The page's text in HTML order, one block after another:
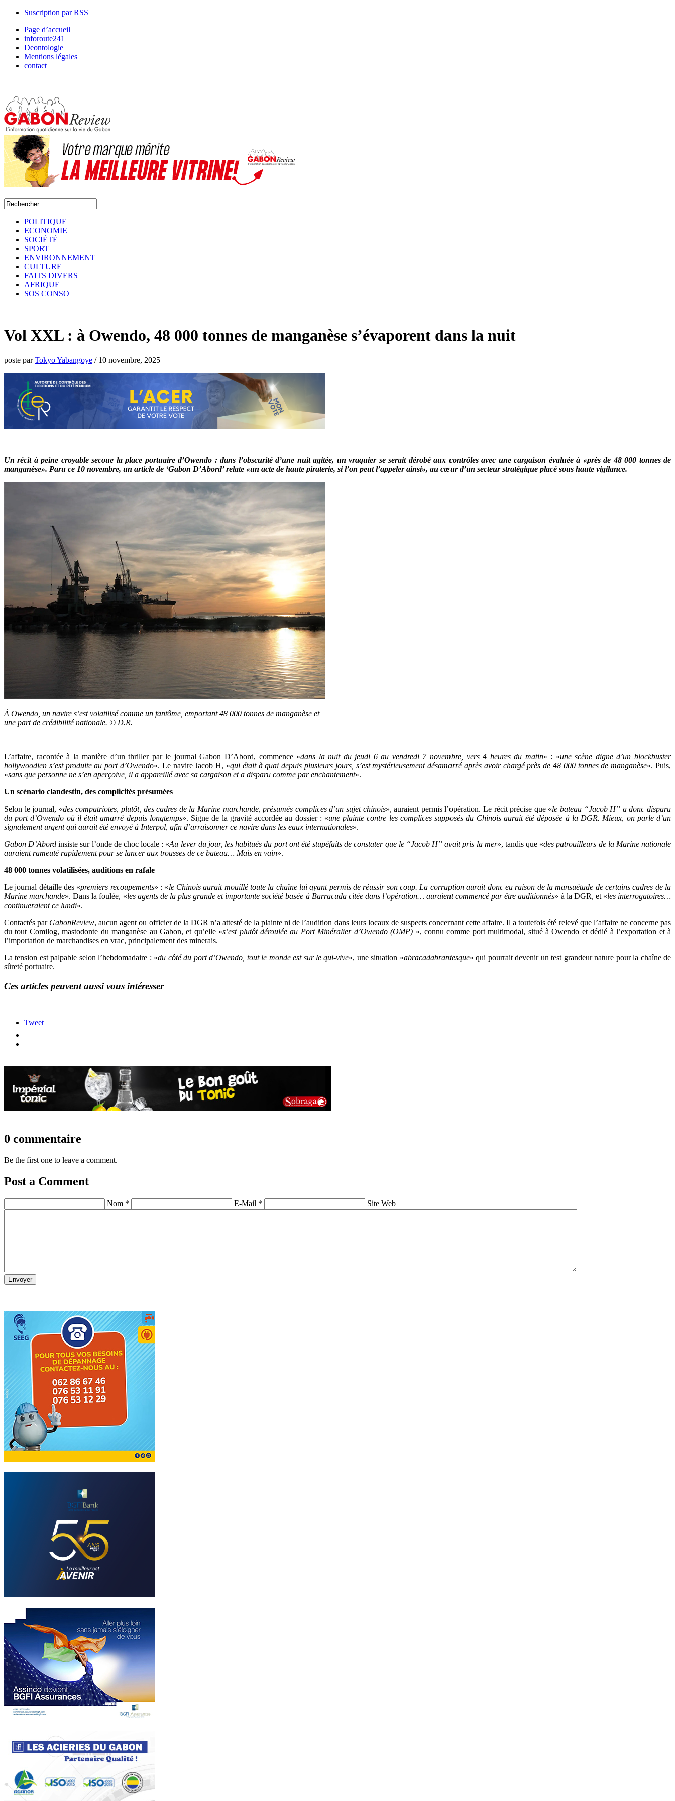
Suscription par RSS
Page d’accueil
inforoute241
Deontologie
Mentions légales
contact
POLITIQUE
ECONOMIE
SOCIÉTÉ
SPORT
ENVIRONNEMENT
CULTURE
FAITS DIVERS
AFRIQUE
SOS CONSO
Vol XXL : à Owendo, 48 000 tonnes de manganèse s’évaporent dans la nuit
poste parTokyo Yabangoye / 10 novembre, 2025
Un récit à peine croyable secoue la place portuaire d’Owendo : dans l’obscurité d’une nuit agitée, un vraquier se serait dérobé aux contrôles avec une cargaison évaluée à «près de 48 000 tonnes de
manganèse». Paru ce 10 novembre, un article de ‘Gabon D’Abord’ relate «un acte de haute piraterie, si l’on peut l’appeler ainsi», au cœur d’un secteur stratégique placé sous haute vigilance.
À Owendo, un navire s’est volatilisé comme un fantôme, emportant 48 000 tonnes de manganèse et
une part de crédibilité nationale. © D.R.
L’affaire, racontée à la manière d’un thriller par le journal Gabon D’Abord, commence «dans la nuit du jeudi 6 au vendredi 7 novembre, vers 4 heures du matin» : «une scène digne d’un blockbuster
hollywoodien s’est produite au port d’Owendo». Le navire Jacob H, «qui était à quai depuis plusieurs jours, s’est mystérieusement désamarré après avoir chargé près de 48 000 tonnes de manganèse». Puis,
«sans que personne ne s’en aperçoive, il a appareillé avec sa cargaison et a disparu comme par enchantement».
Un scénario clandestin, des complicités présumées
Selon le journal, «des compatriotes, plutôt, des cadres de la Marine marchande, présumés complices d’un sujet chinois», auraient permis l’opération. Le récit précise que «le bateau “Jacob H” a donc disparu
du port d’Owendo où il était amarré depuis longtemps». Signe de la gravité accordée au dossier : «une plainte contre les complices supposés du Chinois aurait été déposée à la DGR. Mieux, on parle d’un
signalement urgent qui aurait été envoyé à Interpol, afin d’arraisonner ce navire dans les eaux internationales».
Gabon D’Abord insiste sur l’onde de choc locale : «Au lever du jour, les habitués du port ont été stupéfaits de constater que le “Jacob H” avait pris la mer», tandis que «des patrouilleurs de la Marine nationale
auraient rameuté rapidement pour se lancer aux trousses de ce bateau… Mais en vain».
48 000 tonnes volatilisées, auditions en rafale
Le journal détaille des «premiers recoupements» : «le Chinois aurait mouillé toute la chaîne lui ayant permis de réussir son coup. La corruption aurait donc eu raison de la mansuétude de certains cadres de la
Marine marchande». Dans la foulée, «les agents de la plus grande et importante société basée à Barracuda citée dans l’opération… auraient commencé par être auditionnés» à la DGR, et «les interrogatoires…
continueraient ce lundi».
Contactés par GabonReview, aucun agent ou officier de la DGR n’a attesté de la plainte ni de l’audition dans leurs locaux de suspects concernant cette affaire. Il a toutefois été relevé que l’affaire ne concerne pas
du tout Comilog, mastodonte du manganèse au Gabon, et qu’elle «s’est plutôt déroulée au Port Minéralier d’Owendo (OMP) », connu comme port multimodal, situé à Owendo et dédié à l’exportation et à
l’importation de marchandises en vrac, principalement des minerais.
La tension est palpable selon l’hebdomadaire : «du côté du port d’Owendo, tout le monde est sur le qui-vive», une situation «abracadabrantesque» qui pourrait devenir un test grandeur nature pour la chaîne de
sûreté portuaire.
Ces articles peuvent aussi vous intéresser
Tweet
0 commentaire
Be the first one to leave a comment.
Post a Comment
Nom * E-Mail * Site Web